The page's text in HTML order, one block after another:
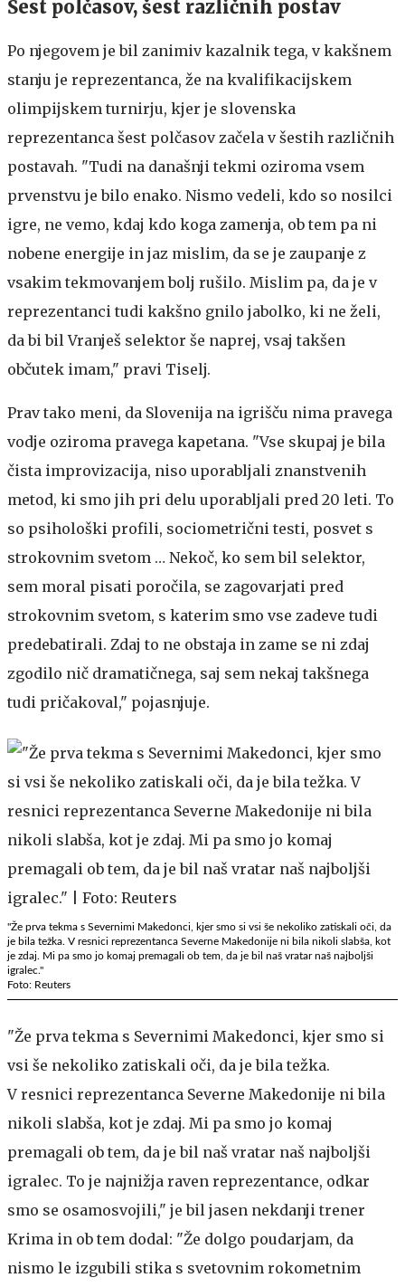
Šest polčasov, šest različnih postav
Po njegovem je bil zanimiv kazalnik tega, v kakšnem
stanju je reprezentanca, že na kvalifikacijskem
olimpijskem turnirju, kjer je slovenska
reprezentanca šest polčasov začela v šestih različnih
postavah. "Tudi na današnji tekmi oziroma vsem
prvenstvu je bilo enako. Nismo vedeli, kdo so nosilci
igre, ne vemo, kdaj kdo koga zamenja, ob tem pa ni
nobene energije in jaz mislim, da se je zaupanje z
vsakim tekmovanjem bolj rušilo. Mislim pa, da je v
reprezentanci tudi kakšno gnilo jabolko, ki ne želi,
da bi bil Vranješ selektor še naprej, vsaj takšen
občutek imam," pravi Tiselj.
Prav tako meni, da Slovenija na igrišču nima pravega
vodje oziroma pravega kapetana. "Vse skupaj je bila
čista improvizacija, niso uporabljali znanstvenih
metod, ki smo jih pri delu uporabljali pred 20 leti. To
so psihološki profili, sociometrični testi, posvet s
strokovnim svetom … Nekoč, ko sem bil selektor,
sem moral pisati poročila, se zagovarjati pred
strokovnim svetom, s katerim smo vse zadeve tudi
predebatirali. Zdaj to ne obstaja in zame se ni zdaj
zgodilo nič dramatičnega, saj sem nekaj takšnega
tudi pričakoval," pojasnjuje.
"Že prva tekma s Severnimi Makedonci, kjer smo si vsi še nekoliko zatiskali oči, da
je bila težka. V resnici reprezentanca Severne Makedonije ni bila nikoli slabša, kot
je zdaj. Mi pa smo jo komaj premagali ob tem, da je bil naš vratar naš najboljši
igralec."
Foto: Reuters
"Že prva tekma s Severnimi Makedonci, kjer smo si
vsi še nekoliko zatiskali oči, da je bila težka.
V resnici reprezentanca Severne Makedonije ni bila
nikoli slabša, kot je zdaj. Mi pa smo jo komaj
premagali ob tem, da je bil naš vratar naš najboljši
igralec. To je najnižja raven reprezentance, odkar
smo se osamosvojili," je bil jasen nekdanji trener
Krima in ob tem dodal: "Že dolgo poudarjam, da
nismo le izgubili stika s svetovnim rokometnim